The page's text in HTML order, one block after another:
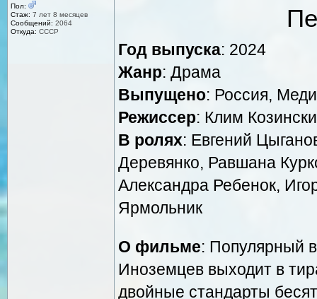
Пол:
Стаж: 7 лет 8 месяцев
Сообщений: 2064
Откуда: СССР
Год выпуска: 2024
Жанр: Драма
Выпущено: Россия,
Режиссер: Клим
В ролях: Евгений
Деревянко, Равшана
Александра Ребенок,
Ярмольник
О фильме: Популярный
Иноземцев выходит в
двойные стандарты